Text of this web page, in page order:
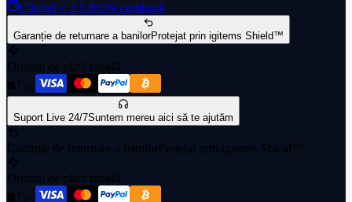
Câștigă ≈ 2,1 RON cashback
Garanție de returnare a banilorProtejat prin igitems Shield™
Opțiuni de plată rapidă
Suport Live 24/7Suntem mereu aici să te ajutăm
Garanție de returnare a banilorProtejat prin igitems Shield™
Opțiuni de plată rapidă